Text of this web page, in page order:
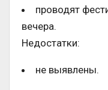
проводят
вечера.
Недостатки:
не выявлены.